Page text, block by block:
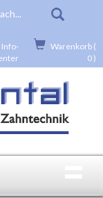
Info-
Warenkorb (
0 )